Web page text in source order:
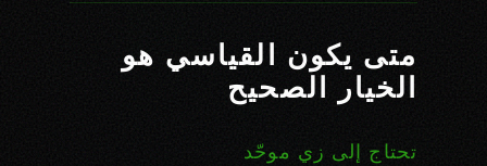
متى يكون القياسي هو
الخيار الصحيح
تحتاج إلى زي موحّد